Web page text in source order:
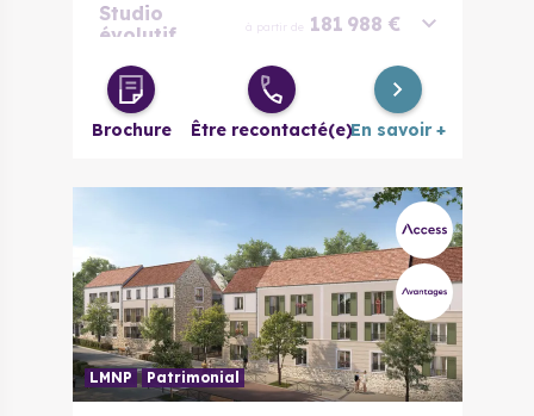
Studio
évolutif
à partir de 181 988 €
2 pièces à partir de 225 067 €
315 621 €
Brochure Être recontacté(e)En savoir +
LMNP Patrimonial